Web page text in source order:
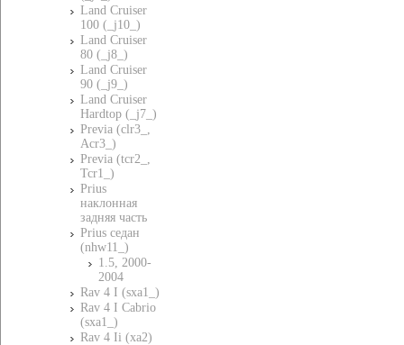
Land Cruiser
100 (_j10_)
Land Cruiser
80 (_j8_)
Land Cruiser
90 (_j9_)
Land Cruiser
Hardtop (_j7_)
Previa (clr3_,
Acr3_)
Previa (tcr2_,
Tcr1_)
Prius
наклонная
задняя часть
Prius седан
(nhw11_)
1.5, 2000-
2004
Rav 4 I (sxa1_)
Rav 4 I Cabrio
(sxa1_)
Rav 4 Ii (xa2)